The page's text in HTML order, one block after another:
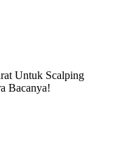
Untuk Scalping
Bacanya!